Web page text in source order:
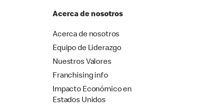
Acerca de nosotros
Acerca de nosotros
Equipo de Liderazgo
Nuestros Valores
Franchising info
Impacto Económico en
Estados Unidos